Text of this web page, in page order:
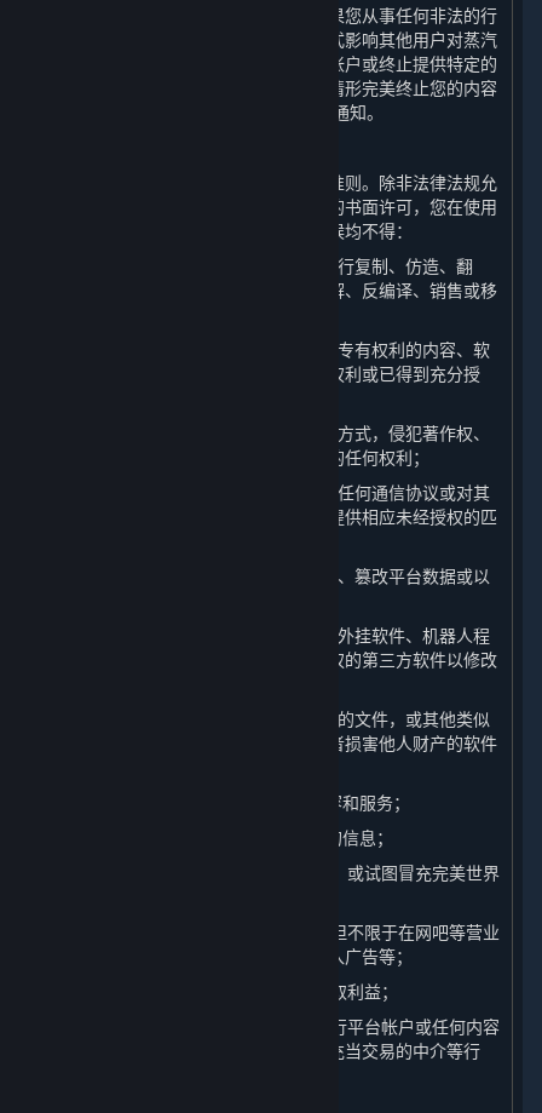
告知其他多人在线游戏服务提供方。如果您从事任何非法的行
为或活动、实施作弊行为、或以其他方式影响其他用户对蒸汽
平台的体验，完美世界可能会终止您的帐户或终止提供特定的
内容和服务。您知晓并同意，若因上述情形完美终止您的内容
和服务和/或帐户，则无需提前向您发出通知。
作为平台的用户，您同意遵守以下行为准则。除非法律法规允
许、本协议另有规定或获得了完美世界的书面许可，您在使用
平台以及其提供的内容和服务的任何时候均不得：
（1）以任何方式对平台或内容和服务进行复制、仿造、翻
译、反向工程、破解源代码、修改、拆解、反编译、销售或移
（2）上传或者以其他方式提供他人享有专有权利的内容、软
件或其他文件，除非您已经获得相应的权利或已得到充分授
（3）以通过平台使用任何材料或信息的方式，侵犯著作权、
商标、专利、商业秘密或者任何其他方的任何权利；
（4）以任何方式劫持平台网络功能中的任何通信协议或对其
进行重定向，以便为内容和服务搭建或提供相应未经授权的匹
（5）对平台服务器展开攻击、破坏平台、篡改平台数据或以
（6）开发制作、传播或使用作弊程序、外挂软件、机器人程
序、非法破解软件、插件或其他未经授权的第三方软件以修改
（7）上传或传播含有病毒、木马、蠕虫的文件，或其他类似
的、可能影响他人计算机的正常运行或者损害他人财产的软件
（8） 限制或禁止任何其他用户使用内容和服务；
（9） 获取或以其他方式收集平台用户的信息；
（10）以误导他人为目的创建虚假身份，或试图冒充完美世界
（11）商业化地利用内容和服务，包括但不限于在网吧等营业
性场所举办比赛、未经许可在游戏中插入广告等；
（12）利用平台漏洞或其他不当手段谋取利益；
（13）在未经完美世界许可的情况下进行平台帐户或任何内容
和服务的交易，为上述交易提供协助、充当交易的中介等行